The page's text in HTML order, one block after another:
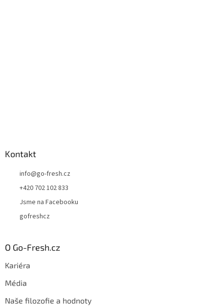
Kontakt
info@go-fresh.cz
+420 702 102 833
Jsme na Facebooku
gofreshcz
O Go-Fresh.cz
Kariéra
Média
Naše filozofie a hodnoty